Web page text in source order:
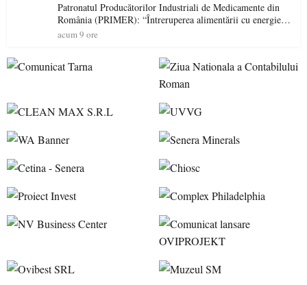
Patronatul Producătorilor Industriali de Medicamente din
România (PRIMER): “Întreruperea alimentării cu energie
electrică a fabricilor de medicamente va pune în pericol
acum 9 ore